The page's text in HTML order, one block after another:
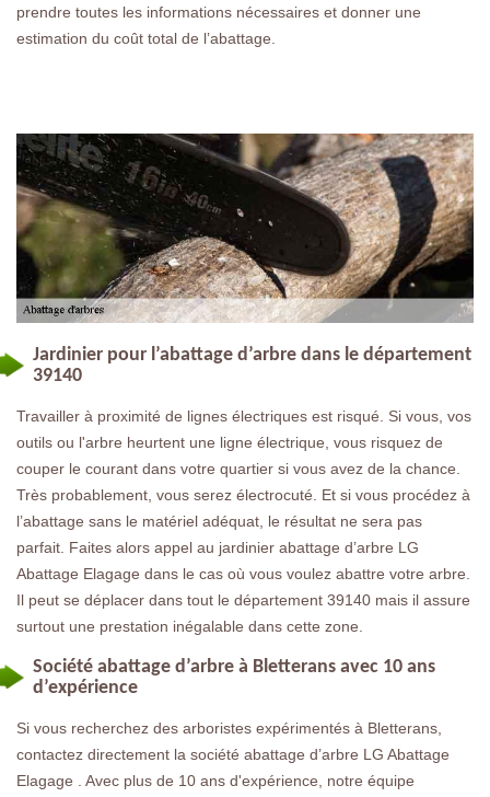
prendre toutes les informations nécessaires et donner une
estimation du coût total de l’abattage.
Jardinier pour l’abattage d’arbre dans le département
39140
Travailler à proximité de lignes électriques est risqué. Si vous, vos
outils ou l'arbre heurtent une ligne électrique, vous risquez de
couper le courant dans votre quartier si vous avez de la chance.
Très probablement, vous serez électrocuté. Et si vous procédez à
l’abattage sans le matériel adéquat, le résultat ne sera pas
parfait. Faites alors appel au jardinier abattage d’arbre LG
Abattage Elagage dans le cas où vous voulez abattre votre arbre.
Il peut se déplacer dans tout le département 39140 mais il assure
surtout une prestation inégalable dans cette zone.
Société abattage d’arbre à Bletterans avec 10 ans
d’expérience
Si vous recherchez des arboristes expérimentés à Bletterans,
contactez directement la société abattage d’arbre LG Abattage
Elagage . Avec plus de 10 ans d'expérience, notre équipe